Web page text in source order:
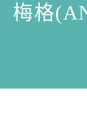
梅格